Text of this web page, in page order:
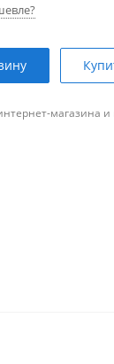
магазина